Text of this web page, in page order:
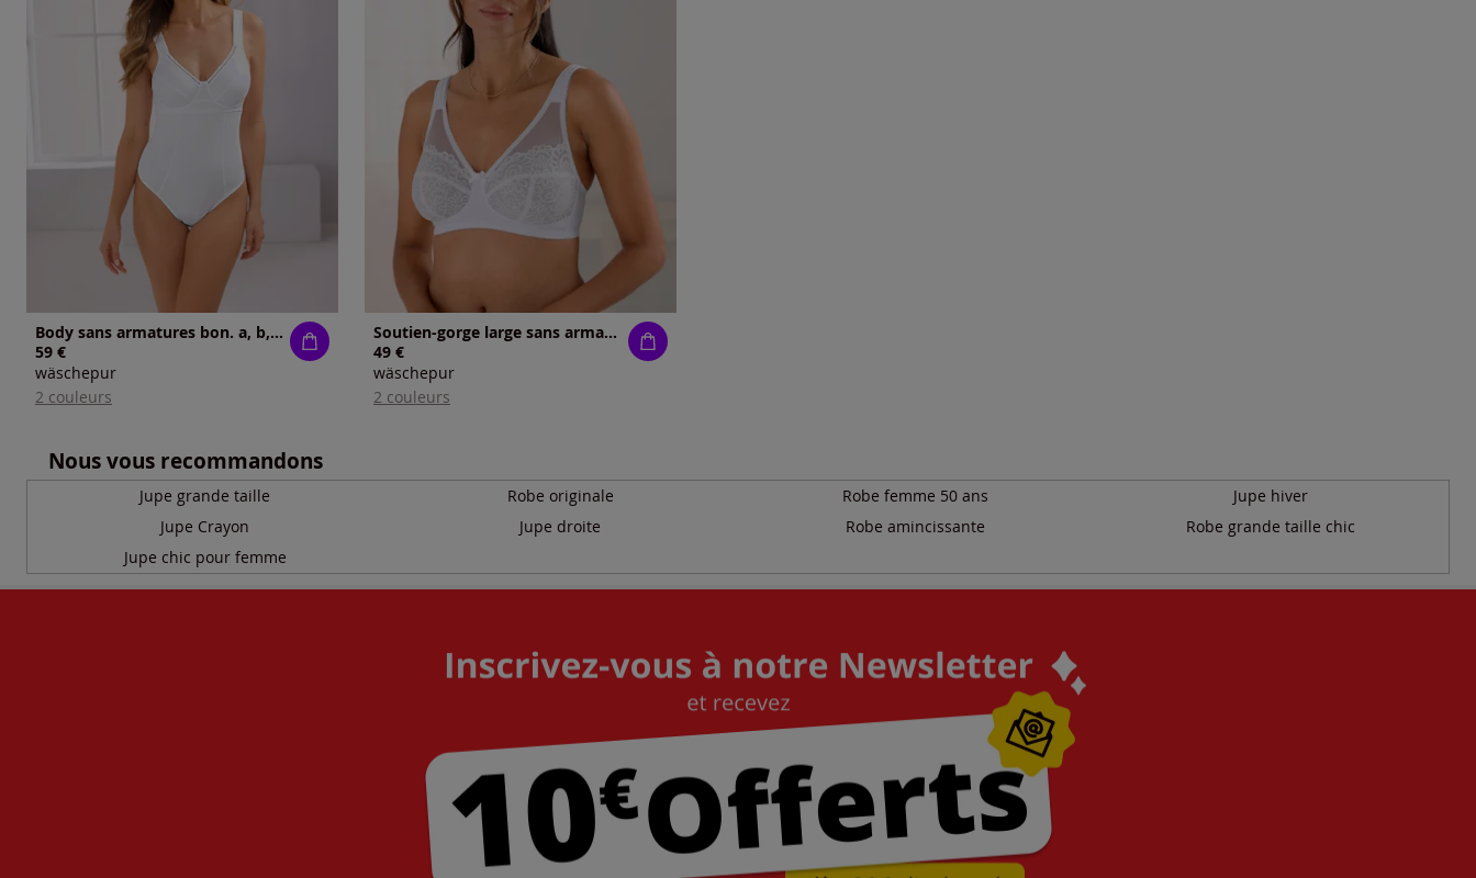
Body sans armatures bon. a, b, c, d
59 €
wäschepur
2 couleurs
Soutien-gorge large sans armatures bon. b, c, d, e
49 €
wäschepur
2 couleurs
Nous vous recommandons
Jupe grande taille
Jupe Crayon
Jupe chic pour femme
Robe originale
Jupe droite
Robe femme 50 ans
Robe amincissante
Jupe hiver
Robe grande taille chic